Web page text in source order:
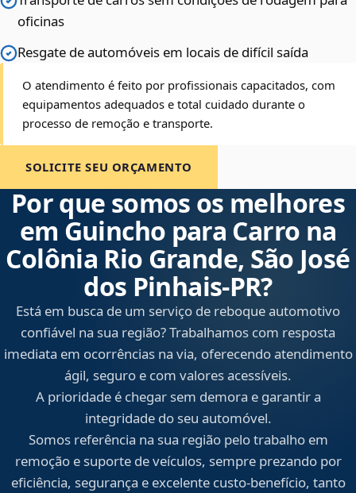
oficinas
Resgate de automóveis em locais de difícil saída
O atendimento é feito por profissionais capacitados, com
equipamentos adequados e total cuidado durante o
processo de remoção e transporte.
SOLICITE SEU ORÇAMENTO
Por que somos os melhores
em Guincho para Carro na
Colônia Rio Grande, São José
dos Pinhais‑PR?
Está em busca de um serviço de reboque automotivo
confiável na sua região? Trabalhamos com resposta
imediata em ocorrências na via, oferecendo atendimento
ágil, seguro e com valores acessíveis.
A prioridade é chegar sem demora e garantir a
integridade do seu automóvel.
Somos referência na sua região pelo trabalho em
remoção e suporte de veículos, sempre prezando por
eficiência, segurança e excelente custo-benefício, tanto